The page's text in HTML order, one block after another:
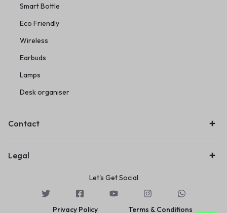
Smart Bottle
Eco Friendly
Wireless
Earbuds
Lamps
Desk organiser
Contact
Legal
Let's Get Social
Privacy Policy Terms & Conditions